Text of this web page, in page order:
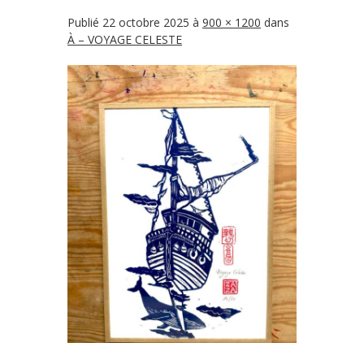
Publié 22 octobre 2025 à 900 × 1200 dans
À – VOYAGE CELESTE